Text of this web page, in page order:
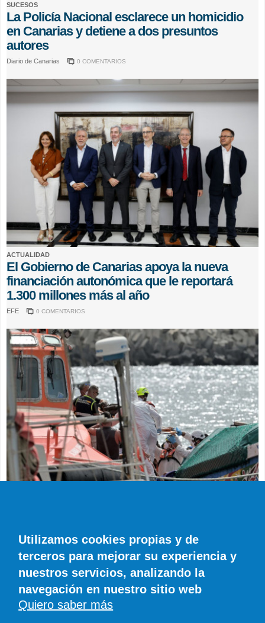
SUCESOS
La Policía Nacional esclarece un homicidio
en Canarias y detiene a dos presuntos
autores
Diario de Canarias 0 COMENTARIOS
ACTUALIDAD
El Gobierno de Canarias apoya la nueva
financiación autonómica que le reportará
1.300 millones más al año
EFE 0 COMENTARIOS
Hierro
EFE 0 COMENTARIOS
© SIROCO INFORMACIÓN SL | Tel. 828 081 655 | Móvil y WhatsApp 606 845
886 |info@diariodefuerteventura.com
Utilizamos cookies propias y de
terceros para mejorar su experiencia y
nuestros servicios, analizando la
navegación en nuestro sitio web
Quiero saber más